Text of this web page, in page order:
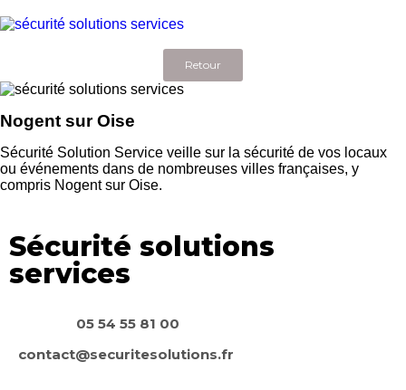
Retour
Nogent sur Oise
Sécurité Solution Service veille sur la sécurité de vos locaux
ou événements dans de nombreuses villes françaises, y
compris Nogent sur Oise.
Sécurité solutions
services
05 54 55 81 00
contact@securitesolutions.fr